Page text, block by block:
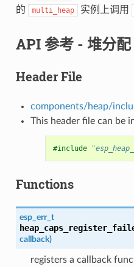
的
multi_heap 实例上调用
API 参考 - 堆分配
Header File
components/heap/
This header file can be
#include
Functions
esp_err_t
callback)
registers a callback